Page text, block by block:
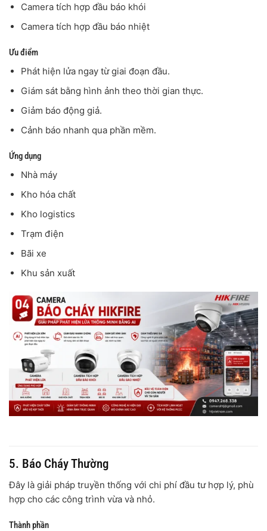
Camera tích hợp đầu báo khói
Camera tích hợp đầu báo nhiệt
Ưu điểm
Phát hiện lửa ngay từ giai đoạn đầu.
Giám sát bằng hình ảnh theo thời gian thực.
Giảm báo động giả.
Cảnh báo nhanh qua phần mềm.
Ứng dụng
Nhà máy
Kho hóa chất
Kho logistics
Trạm điện
Bãi xe
Khu sản xuất
5. Báo Cháy Thường
Đây là giải pháp truyền thống với chi phí đầu tư hợp lý, phù
hợp cho các công trình vừa và nhỏ.
Thành phần